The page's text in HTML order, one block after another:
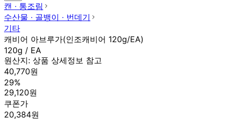
캔 ∙ 통조림
수산물 ∙ 골뱅이 ∙ 번데기
기타
캐비어 아브루가(인조캐비어 120g/EA)
120g / EA
원산지: 상품 상세정보 참고
40,770원
29%
29,120원
쿠폰가
20,384원